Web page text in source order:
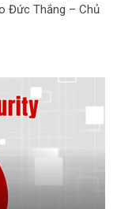
Đức Thắng – Chủ